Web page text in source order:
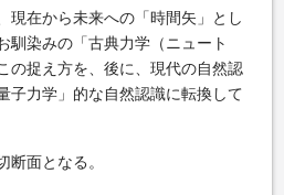
在から未来への「時間矢」とし
馴染みの「古典力学（ニュート
の捉え方を、後に、現代の自然認
子力学」的な自然認識に転換して
面となる。